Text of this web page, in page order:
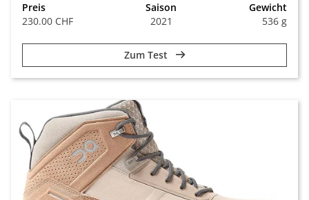
Preis
230.00 CHF
Saison
2021
Gewicht
536 g
Zum Test